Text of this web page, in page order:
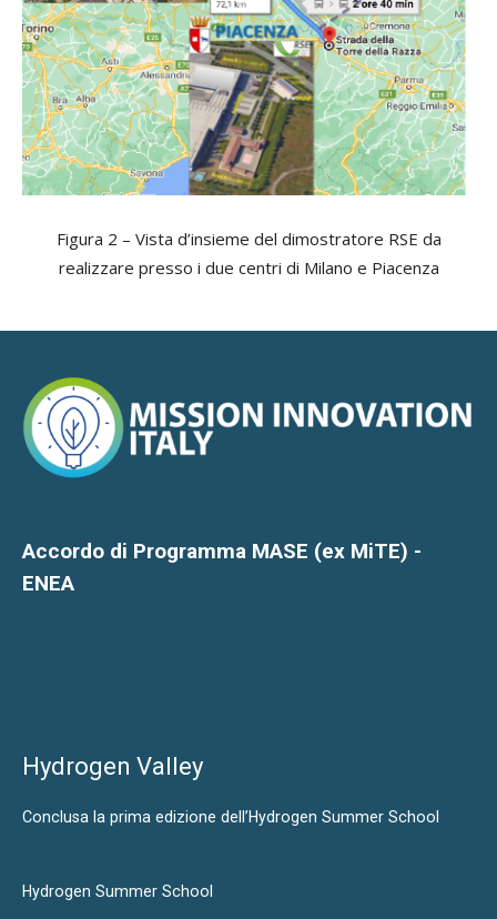
Figura 2 – Vista d’insieme del dimostratore RSE da
realizzare presso i due centri di Milano e Piacenza
Accordo di Programma MASE (ex MiTE) -
ENEA
Hydrogen Valley
Conclusa la prima edizione dell’Hydrogen Summer School
Hydrogen Summer School